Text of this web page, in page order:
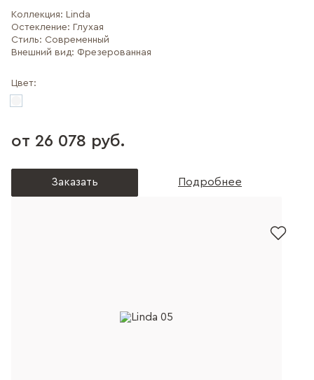
Коллекция: Linda
Остекление: Глухая
Стиль: Современный
Внешний вид: Фрезерованная
Цвет:
от 26 078 руб.
Заказать Подробнее